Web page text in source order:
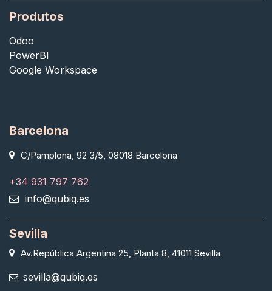
Produtos
Odoo
PowerBI
Google Workspace
Barcelona
C/Pamplona, 92 3/5, 08018 Barcelona
+34 931 797 762
info@qubiq.es
Sevilla
Av.República Argentina 25, Planta 8, 41011 Sevilla
sevilla@qubiq.es